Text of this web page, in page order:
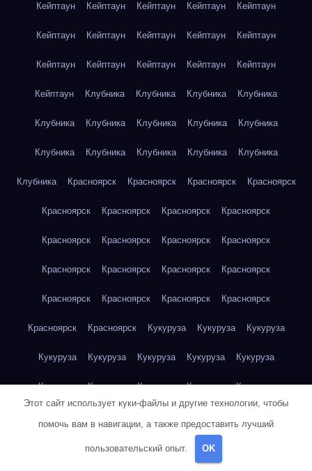
Кейптаун Кейптаун Кейптаун Кейптаун Кейптаун
Кейптаун Кейптаун Кейптаун Кейптаун Кейптаун
Кейптаун Кейптаун Кейптаун Кейптаун Кейптаун
Кейптаун Клубника Клубника Клубника Клубника
Клубника Клубника Клубника Клубника Клубника
Клубника Клубника Клубника Клубника Клубника
Клубника Красноярск Красноярск Красноярск Красноярск
Красноярск Красноярск Красноярск Красноярск
Красноярск Красноярск Красноярск Красноярск
Красноярск Красноярск Красноярск Красноярск
Красноярск Красноярск Красноярск Красноярск
Красноярск Красноярск Кукуруза Кукуруза Кукуруза
Кукуруза Кукуруза Кукуруза Кукуруза Кукуруза
Кукуруза Кукуруза Кукуруза Кукуруза Кукуруза
Куриная грудка Куриная грудка Куриная грудка
Этот сайт использует куки-файлы и другие технологии, чтобы
помочь вам в навигации, а также предоставить лучший
пользовательский опыт. OK